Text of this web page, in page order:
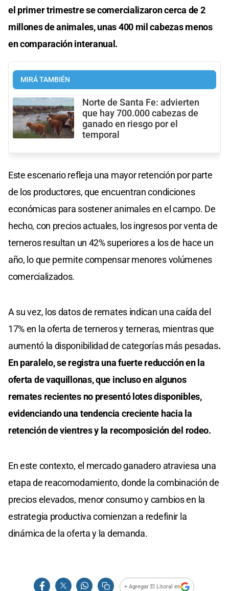
el primer trimestre se comercializaron cerca de 2
millones de animales, unas 400 mil cabezas menos
en comparación interanual.
MIRÁ TAMBIÉN
Norte de Santa Fe: advierten
que hay 700.000 cabezas de
ganado en riesgo por el
temporal
Este escenario refleja una mayor retención por parte
de los productores, que encuentran condiciones
económicas para sostener animales en el campo. De
hecho, con precios actuales, los ingresos por venta de
terneros resultan un 42% superiores a los de hace un
año, lo que permite compensar menores volúmenes
comercializados.
A su vez, los datos de remates indican una caída del
17% en la oferta de terneros y terneras, mientras que
aumentó la disponibilidad de categorías más pesadas.
En paralelo, se registra una fuerte reducción en la
oferta de vaquillonas, que incluso en algunos
remates recientes no presentó lotes disponibles,
evidenciando una tendencia creciente hacia la
retención de vientres y la recomposición del rodeo.
En este contexto, el mercado ganadero atraviesa una
etapa de reacomodamiento, donde la combinación de
precios elevados, menor consumo y cambios en la
estrategia productiva comienzan a redefinir la
dinámica de la oferta y la demanda.
+ Agregar El Litoral en